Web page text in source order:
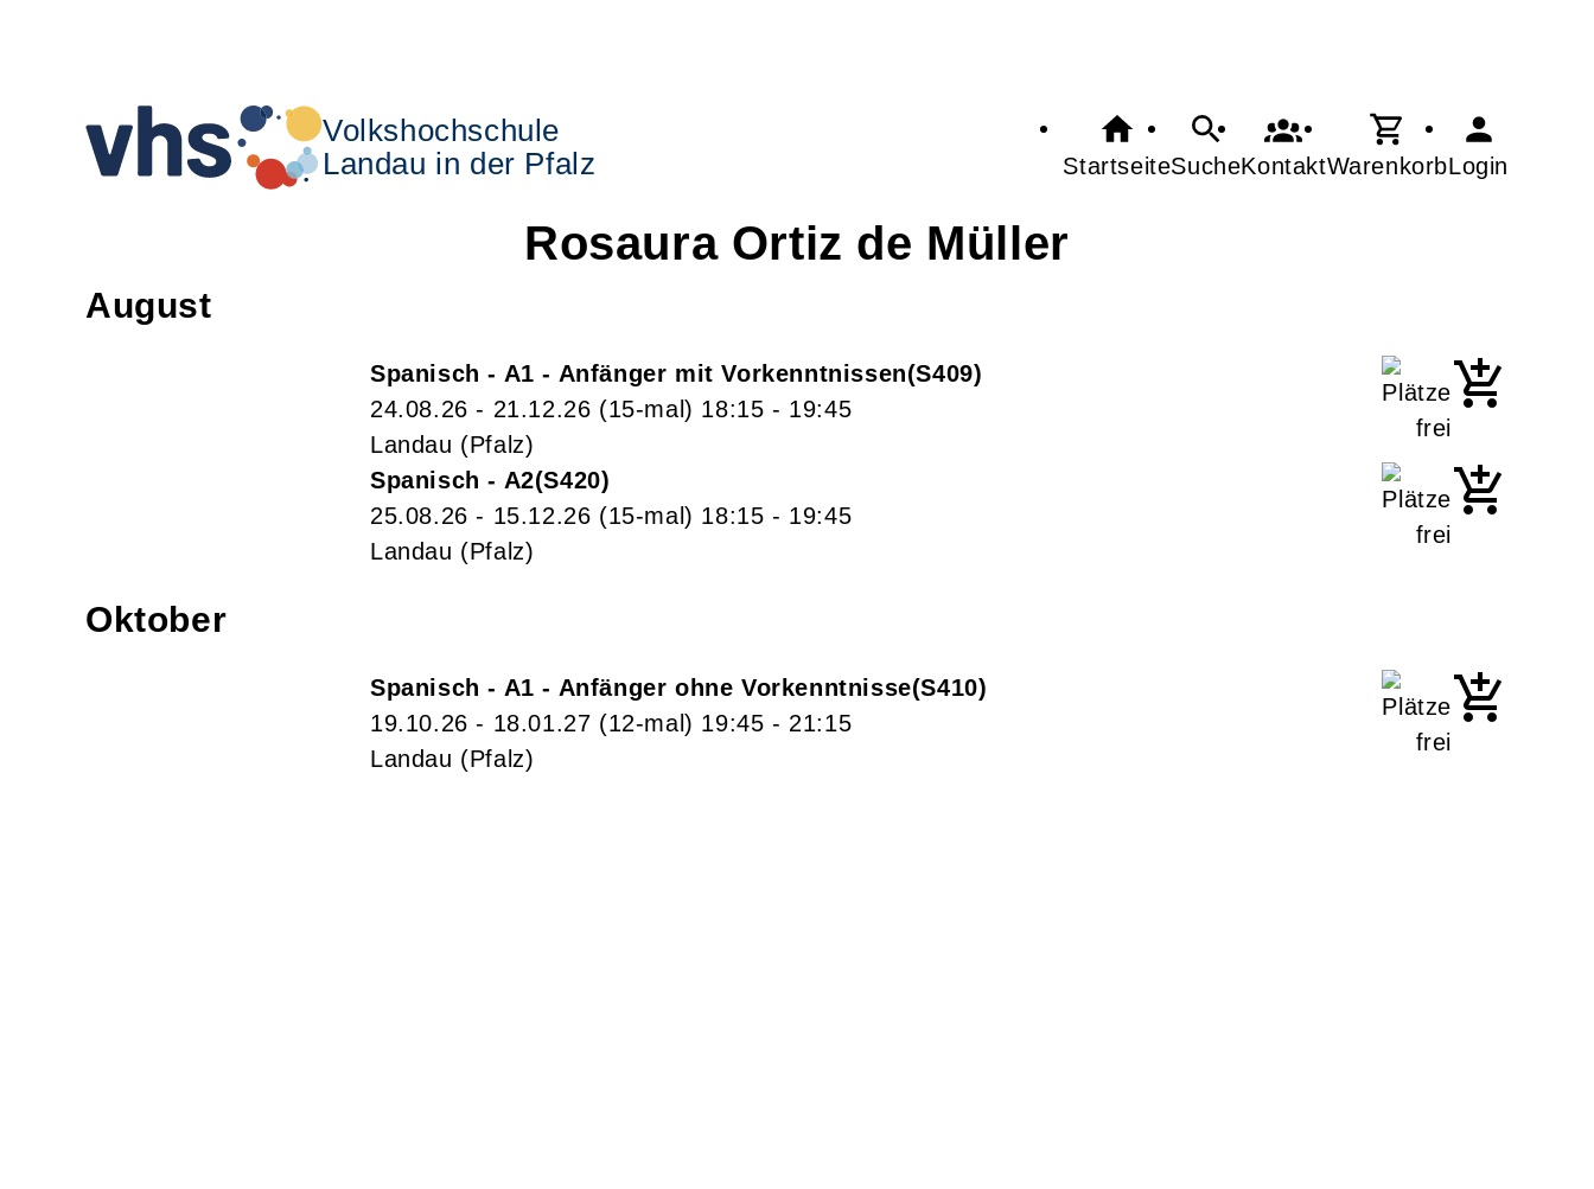
Volkshochschule
Landau in der Pfalz
StartseiteSucheKontaktWarenkorbLogin
Rosaura Ortiz de Müller
August
Spanisch - A1 - Anfänger mit Vorkenntnissen S409
24.08.26 - 21.12.26 (15-mal) 18:15 - 19:45
Landau (Pfalz)
Spanisch - A2 S420
25.08.26 - 15.12.26 (15-mal) 18:15 - 19:45
Landau (Pfalz)
Oktober
Spanisch - A1 - Anfänger ohne Vorkenntnisse S410
19.10.26 - 18.01.27 (12-mal) 19:45 - 21:15
Landau (Pfalz)